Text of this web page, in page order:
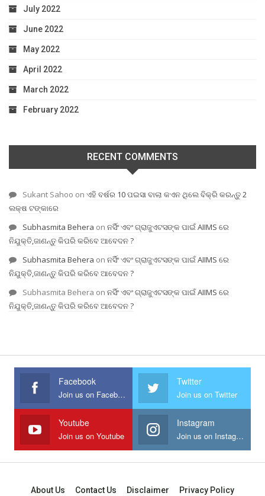
July 2022
June 2022
May 2022
April 2022
March 2022
February 2022
RECENT COMMENTS
Sukant Sahoo on ଏହି ବର୍ଷର 10 ପଇସା ବାଲା କଏନ ଥିଲେ ବିକ୍ରି କରନ୍ତୁ 2
ଲକ୍ଷ ଟଙ୍କାରେ
Subhasmita Behera on ନର୍ସିଂ ଏବଂ ଗ୍ରାଜୁଏଟସଙ୍କ ପାଇଁ AIIMS ରେ
ନିଯୁକ୍ତି,ଜାଣନ୍ତୁ କିପରି କରିବେ ଆବେଦନ ?
Subhasmita Behera on ନର୍ସିଂ ଏବଂ ଗ୍ରାଜୁଏଟସଙ୍କ ପାଇଁ AIIMS ରେ
ନିଯୁକ୍ତି,ଜାଣନ୍ତୁ କିପରି କରିବେ ଆବେଦନ ?
Subhasmita Behera on ନର୍ସିଂ ଏବଂ ଗ୍ରାଜୁଏଟସଙ୍କ ପାଇଁ AIIMS ରେ
ନିଯୁକ୍ତି,ଜାଣନ୍ତୁ କିପରି କରିବେ ଆବେଦନ ?
Facebook
Join us on Facebook
Twitter
Join us on Twitter
Youtube
Join us on Youtube
Instagram
Join us on Instagram
About Us Contact Us Disclaimer Privacy Policy